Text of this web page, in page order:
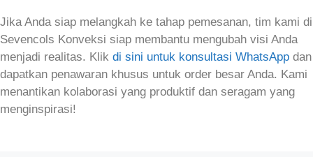
Jika Anda siap melangkah ke tahap pemesanan, tim kami di
Sevencols Konveksi siap membantu mengubah visi Anda
menjadi realitas. Klik di sini untuk konsultasi WhatsApp dan
dapatkan penawaran khusus untuk order besar Anda. Kami
menantikan kolaborasi yang produktif dan seragam yang
menginspirasi!